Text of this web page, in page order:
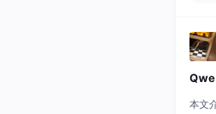
本文